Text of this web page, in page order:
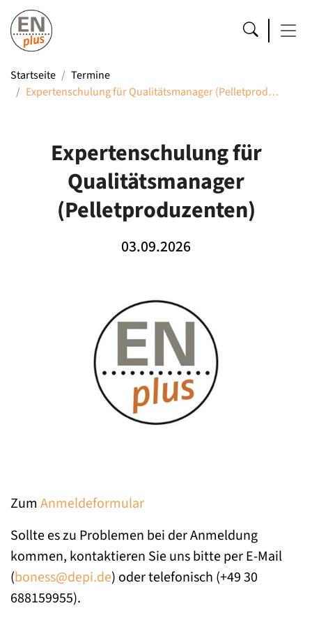
Startseite
Termine
Expertenschulung für Qualitätsmanager (Pelletprod…
Expertenschulung für
Qualitätsmanager
(Pelletproduzenten)
03.09.2026
Zum Anmeldeformular
Sollte es zu Problemen bei der Anmeldung
kommen, kontaktieren Sie uns bitte per E-Mail
(boness@depi.de) oder telefonisch (+49 30
688159955).